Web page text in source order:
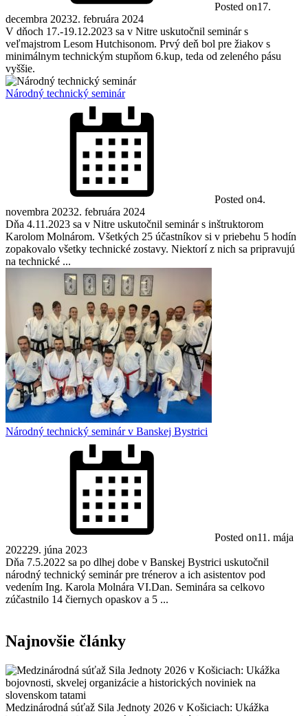
Posted on17.
decembra 20232. februára 2024
V dňoch 17.-19.12.2023 sa v Nitre uskutočnil seminár s
veľmajstrom Lesom Hutchisonom. Prvý deň bol pre žiakov s
minimálnym technickým stupňom 6.kup, teda od zeleného pásu
vyššie.
Národný technický seminár
Posted on4.
novembra 20232. februára 2024
Dňa 4.11.2023 sa v Nitre uskutočnil seminár s inštruktorom
Karolom Molnárom. Všetkých 25 účastníkov si v priebehu 5 hodín
zopakovalo všetky technické zostavy. Niektorí z nich sa pripravujú
na technické ...
Národný technický seminár v Banskej Bystrici
Posted on11. mája
202229. júna 2023
Dňa 7.5.2022 sa po dlhej dobe v Banskej Bystrici uskutočnil
národný technický seminár pre trénerov a ich asistentov pod
vedením Ing. Karola Molnára VI.Dan. Seminára sa celkovo
zúčastnilo 14 čiernych opaskov a 5 ...
Najnovšie články
Medzinárodná súťaž Sila Jednoty 2026 v Košiciach: Ukážka